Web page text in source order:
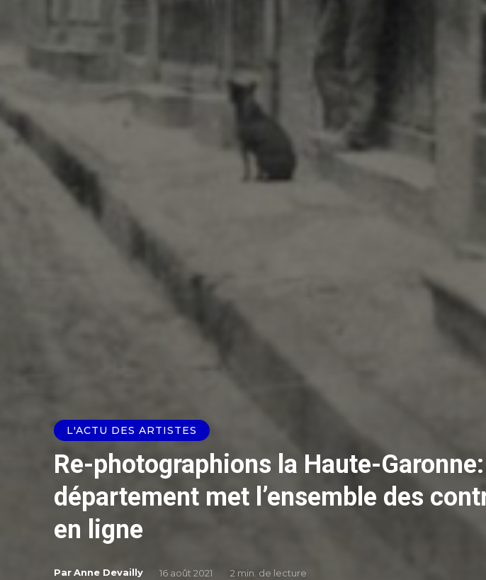
L'ACTU DES ARTISTES
Re-photographions la Haute-
département met l’ensemble des
en ligne
ParAnne Devailly 16 août 2021 2 min. de lecture